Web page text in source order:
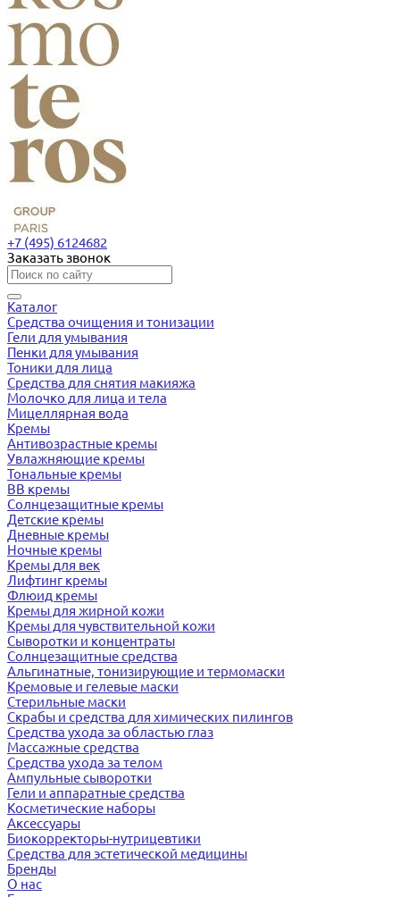
+7 (495) 6124682
Заказать звонок
Каталог
Средства очищения и тонизации
Гели для умывания
Пенки для умывания
Тоники для лица
Средства для снятия макияжа
Молочко для лица и тела
Мицеллярная вода
Кремы
Антивозрастные кремы
Увлажняющие кремы
Тональные кремы
BB кремы
Солнцезащитные кремы
Детские кремы
Дневные кремы
Ночные кремы
Кремы для век
Лифтинг кремы
Флюид кремы
Кремы для жирной кожи
Кремы для чувствительной кожи
Сыворотки и концентраты
Солнцезащитные средства
Альгинатные, тонизирующие и термомаски
Кремовые и гелевые маски
Стерильные маски
Скрабы и средства для химических пилингов
Средства ухода за областью глаз
Массажные средства
Средства ухода за телом
Ампульные сыворотки
Гели и аппаратные средства
Косметические наборы
Аксессуары
Биокорректоры-нутрицевтики
Средства для эстетической медицины
Бренды
О нас